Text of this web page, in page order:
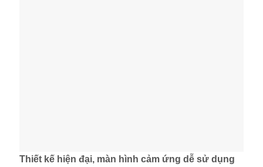
Thiết kế hiện đại, màn hình cảm ứng dễ sử dụng